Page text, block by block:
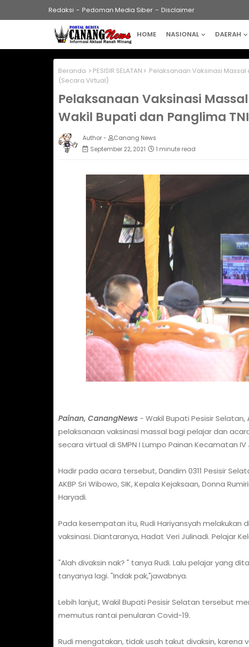
Redaksi Pedoman Media Siber Disclaimer
HOME NASIONAL DAERAH
Beranda PESISIR SELATAN
Pelaksanaan Vaksinasi Massal
(Secara Virtual)
Pelaksanaan Vaksinasi
Wakil Bupati dan Panglima
Author -
Canang News
September 22, 2021
1 minute read
Painan, CanangNews- Wakil Bupati Pesisir Selatan,
pelaksanaan vaksinasi massal bagi pelajar dan
secara virtual di SMPN I Lumpo Painan Kecamatan IV
Hadir pada acara tersebut, Dandim 0311 Pesisir
AKBP Sri Wibowo, SIK, Kepala Kejaksaan, Donna
Haryadi.
Pada kesempatan itu, Rudi Hariyansyah
vaksinasi. Diantaranya, Hadat Veri Julinadi. Pelajar
"Alah divaksin nak? " tanya Rudi. Lalu pelajar yang
tanyanya lagi. "Indak pak,"jawabnya.
Lebih lanjut, Wakil Bupati Pesisir Selatan tersebut
memutus rantai penularan Covid-19.
Rudi mengatakan, tidak usah takut divaksin, karena